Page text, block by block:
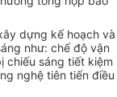
dựng kế hoạch và
như: chế độ vận
chiếu sáng tiết kiệm
nghệ tiên tiến điều